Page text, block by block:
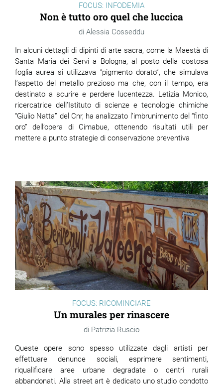
FOCUS: INFODEMIA
Non è tutto oro quel che luccica
Alessia Cosseddu
In alcuni dettagli di dipinti di arte sacra, come la Maestà di
Santa Maria dei Servi a Bologna, al posto della costosa
foglia aurea si utilizzava “pigmento dorato”, che simulava
l’aspetto del metallo prezioso ma che, con il tempo, era
destinato a scurire e perdere lucentezza. Letizia Monico,
ricercatrice dell’Istituto di scienze e tecnologie chimiche
“Giulio Natta” del Cnr, ha analizzato l’imbrunimento del “finto
oro” dell’opera di Cimabue, ottenendo risultati utili per
mettere a punto strategie di conservazione preventiva
FOCUS: RICOMINCIARE
Un murales per rinascere
Patrizia Ruscio
Queste opere sono spesso utilizzate dagli artisti per
effettuare denunce sociali, esprimere sentimenti,
riqualificare aree urbane degradate o centri rurali
abbandonati. Alla street art è dedicato uno studio condotto